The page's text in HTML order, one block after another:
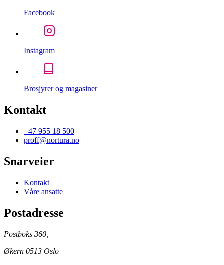
Facebook
Instagram
Brosjyrer og magasiner
Kontakt
+47 955 18 500
proff@nortura.no
Snarveier
Kontakt
Våre ansatte
Postadresse
Postboks 360,
Økern 0513 Oslo